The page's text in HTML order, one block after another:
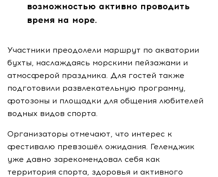
возможностью активно проводить
время на море.
Участники преодолели маршрут по акватории
бухты, наслаждаясь морскими пейзажами и
атмосферой праздника. Для гостей также
подготовили развлекательную программу,
фотозоны и площадки для общения любителей
водных видов спорта.
Организаторы отмечают, что интерес к
фестивалю превзошёл ожидания. Геленджик
уже давно зарекомендовал себя как
территория спорта, здоровья и активного